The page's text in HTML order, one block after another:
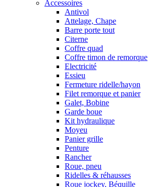
Accessoires
Antivol
Attelage, Chape
Barre porte tout
Citerne
Coffre quad
Coffre timon de remorque
Electricité
Essieu
Fermeture ridelle/hayon
Filet remorque et panier
Galet, Bobine
Garde boue
Kit hydraulique
Moyeu
Panier grille
Penture
Rancher
Roue, pneu
Ridelles & réhausses
Roue jockey, Béquille